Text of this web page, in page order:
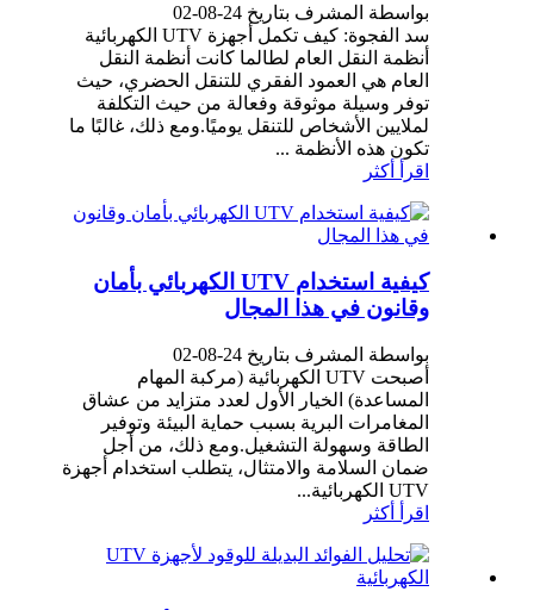
بواسطة المشرف بتاريخ 24-08-02
سد الفجوة: كيف تكمل أجهزة UTV الكهربائية
أنظمة النقل العام لطالما كانت أنظمة النقل
العام هي العمود الفقري للتنقل الحضري، حيث
توفر وسيلة موثوقة وفعالة من حيث التكلفة
لملايين الأشخاص للتنقل يوميًا.ومع ذلك، غالبًا ما
تكون هذه الأنظمة ...
اقرأ أكثر
كيفية استخدام UTV الكهربائي بأمان
وقانون في هذا المجال
بواسطة المشرف بتاريخ 24-08-02
أصبحت UTV الكهربائية (مركبة المهام
المساعدة) الخيار الأول لعدد متزايد من عشاق
المغامرات البرية بسبب حماية البيئة وتوفير
الطاقة وسهولة التشغيل.ومع ذلك، من أجل
ضمان السلامة والامتثال، يتطلب استخدام أجهزة
UTV الكهربائية...
اقرأ أكثر